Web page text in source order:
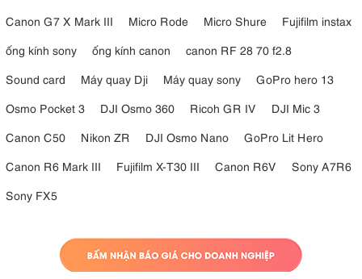
Canon G7 X Mark III
Micro Rode Micro Shure
Fujifilm instax
ống kính sony
ống kính canon
canon RF 28 70 f2.8
Sound card
Máy quay Dji Máy quay sony
GoPro hero 13
Osmo Pocket 3
DJI Osmo 360 Ricoh GR IV
DJI Mic 3
Canon C50
Nikon ZR DJI Osmo Nano
GoPro Lit Hero
Canon R6 Mark III
Fujifilm X-T30 III Canon R6V
Sony A7R6
Sony FX5